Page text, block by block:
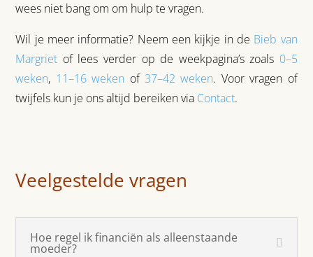
wees niet bang om om hulp te vragen.
Wil je meer informatie? Neem een kijkje in de Bieb van
Margriet of lees verder op de weekpagina’s zoals 0–5
weken, 11–16 weken of 37–42 weken. Voor vragen of
twijfels kun je ons altijd bereiken via Contact.
Veelgestelde vragen
Hoe regel ik financiën als alleenstaande
moeder?